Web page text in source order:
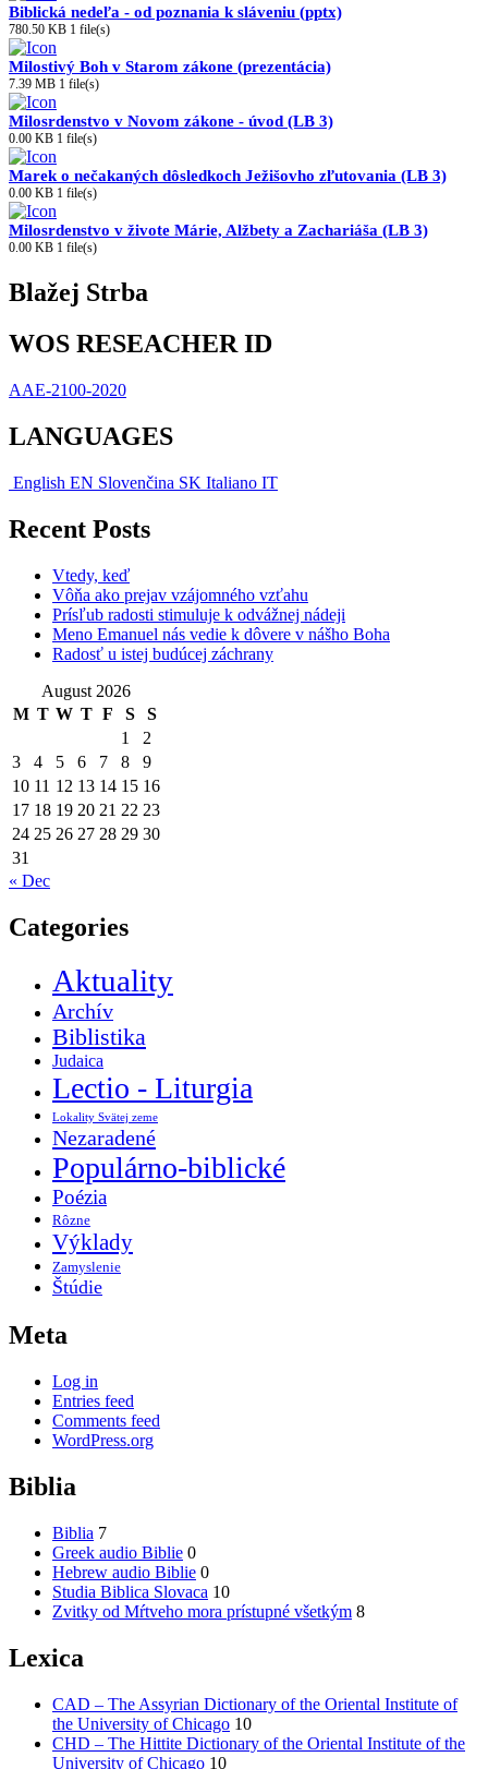
Biblická nedeľa - od poznania k sláveniu (pptx)
780.50 KB 1 file(s)
Milostivý Boh v Starom zákone (prezentácia)
7.39 MB 1 file(s)
Milosrdenstvo v Novom zákone - úvod (LB 3)
0.00 KB 1 file(s)
Marek o nečakaných dôsledkoch Ježišovho zľutovania (LB 3)
0.00 KB 1 file(s)
Milosrdenstvo v živote Márie, Alžbety a Zachariáša (LB 3)
0.00 KB 1 file(s)
Blažej Strba
WOS RESEACHER ID
AAE-2100-2020
LANGUAGES
English EN Slovenčina SK Italiano IT
Recent Posts
Vtedy, keď
Vôňa ako prejav vzájomného vzťahu
Prísľub radosti stimuluje k odvážnej nádeji
Meno Emanuel nás vedie k dôvere v nášho Boha
Radosť u istej budúcej záchrany
August 2026
M T W T F S
S
1
2
3
4 5 6 7 8
9
10 11 12 13 14 15 16
17 18 19 20 21 22 23
24 25 26 27 28 29 30
31
« Dec
Categories
Aktuality
Archív
Biblistika
Judaica
Lectio - Liturgia
Lokality Svätej zeme
Nezaradené
Populárno-biblické
Poézia
Rôzne
Výklady
Zamyslenie
Štúdie
Meta
Log in
Entries feed
Comments feed
WordPress.org
Biblia
Biblia 7
Greek audio Biblie 0
Hebrew audio Biblie 0
Studia Biblica Slovaca 10
Zvitky od Mŕtveho mora prístupné všetkým 8
Lexica
CAD – The Assyrian Dictionary of the Oriental Institute of
the University of Chicago 10
CHD – The Hittite Dictionary of the Oriental Institute of the
University of Chicago 10